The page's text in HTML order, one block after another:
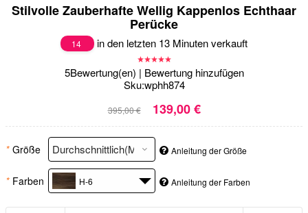
Stilvolle Zauberhafte Wellig Kappenlos Echthaar
Perücke
14 in den letzten 13 Minuten verkauft
5Bewertung(en) | Bewertung hinzufügen
Sku:wphh874
395,00 € 139,00 €
* Größe Anleitung der Größe
* Farben H-6 Anleitung der Farben